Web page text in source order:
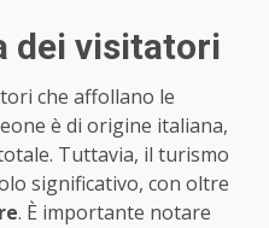
dei visitatori
che affollano le
è di origine italiana,
Tuttavia, il turismo
significativo, con oltre
. È importante notare